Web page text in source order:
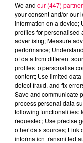
Flash infos
Crédit :Flash infos
We and our (447)
your consent and/or our
information on a device;
profiles for personalised
advertising; Measure
performance;
of data from different
profiles to personalise
content; Use limited
detect fraud, and fix
Save and communicate
process personal data
following functionalities:
requested; Use precise
other data sources; Link
information transmitted